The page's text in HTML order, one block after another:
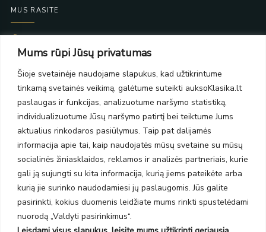
Mums rūpi Jūsų privatumas
Šioje svetainėje naudojame slapukus, kad užtikrintume
tinkamą svetainės veikimą, galėtume suteikti auksoKlasika.lt
paslaugas ir funkcijas, analizuotume naršymo statistiką,
individualizuotume Jūsų naršymo patirtį bei teiktume Jums
aktualius rinkodaros pasiūlymus. Taip pat dalijamės
informacija apie tai, kaip naudojatės mūsų svetaine su mūsų
socialinės žiniasklaidos, reklamos ir analizės partneriais, kurie
gali ją sujungti su kita informacija, kurią jiems pateikėte arba
kurią jie surinko naudodamiesi jų paslaugomis. Jūs galite
pasirinkti, kokius duomenis leidžiate mums rinkti spustelėdami
nuorodą „Valdyti pasirinkimus“.
MUS RASITE
PC Molas, Klaipėda
PC BIG 2, Klaipėda
Šilutės pl. 35
PC Banginis, Klaipėda
NAUJIENLAIŠKIS
Prenumeruokite ir gaukite pasiūlymus, naujienas bei riboto
leidimo kolekcijas.